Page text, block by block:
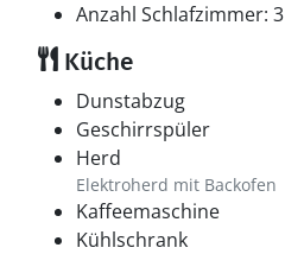
Anzahl Schlafzimmer: 3
Küche
Dunstabzug
Geschirrspüler
Herd
Elektroherd mit Backofen
Kaffeemaschine
Kühlschrank